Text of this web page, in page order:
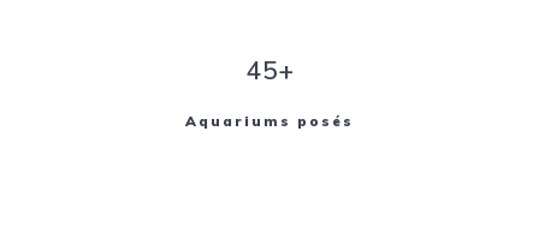
45+
Aquariums posés